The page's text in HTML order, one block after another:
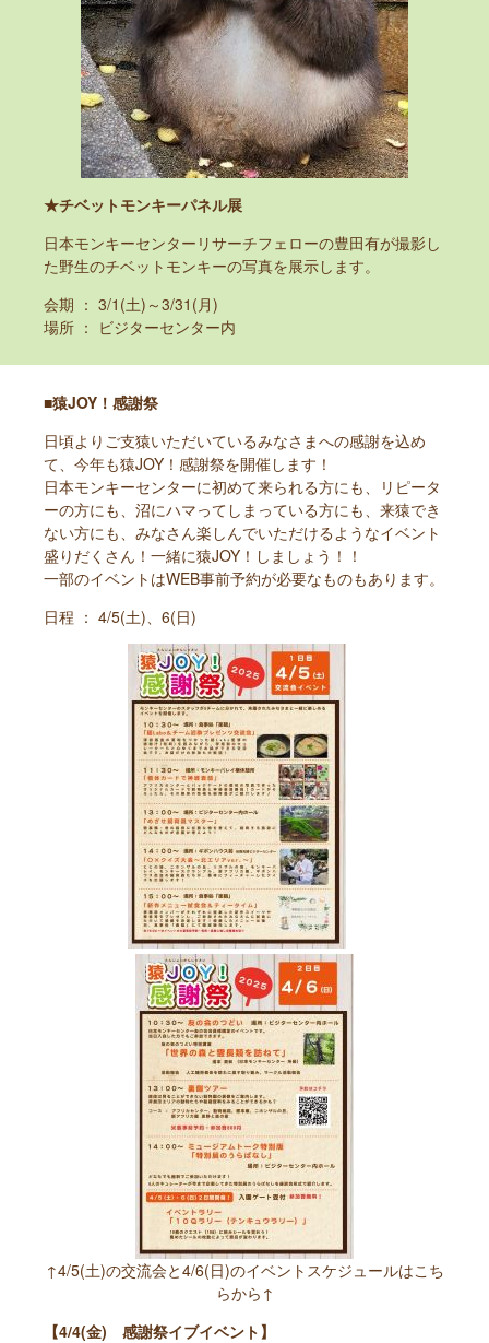
★チベットモンキーパネル展
日本モンキーセンターリサーチフェローの豊田有が撮影し
た野生のチベットモンキーの写真を展示します。
会期 ： 3/1(土)～3/31(月)
場所 ： ビジターセンター内
■猿JOY！感謝祭
日頃よりご支猿いただいているみなさまへの感謝を込め
て、今年も猿JOY！感謝祭を開催します！
日本モンキーセンターに初めて来られる方にも、リピータ
ーの方にも、沼にハマってしまっている方にも、来猿でき
ない方にも、みなさん楽しんでいただけるようなイベント
盛りだくさん！一緒に猿JOY！しましょう！！
一部のイベントはWEB事前予約が必要なものもあります。
日程 ： 4/5(土)、6(日)
↑4/5(土)の交流会と4/6(日)のイベントスケジュールはこち
らから↑
【4/4(金) 感謝祭イブイベント】